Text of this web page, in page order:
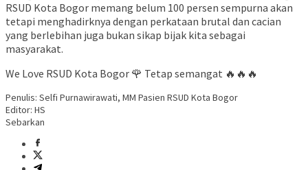
RSUD Kota Bogor memang belum 100 persen sempurna akan
tetapi menghadirknya dengan perkataan brutal dan cacian
yang berlebihan juga bukan sikap bijak kita sebagai
masyarakat.
We Love RSUD Kota Bogor 🌹 Tetap semangat 🔥🔥🔥
Penulis: Selfi Purnawirawati, MM Pasien RSUD Kota Bogor
Editor: HS
Sebarkan